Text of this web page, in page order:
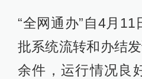
“全网通办”自4月
批系统流转和办结
余件，运行情况良